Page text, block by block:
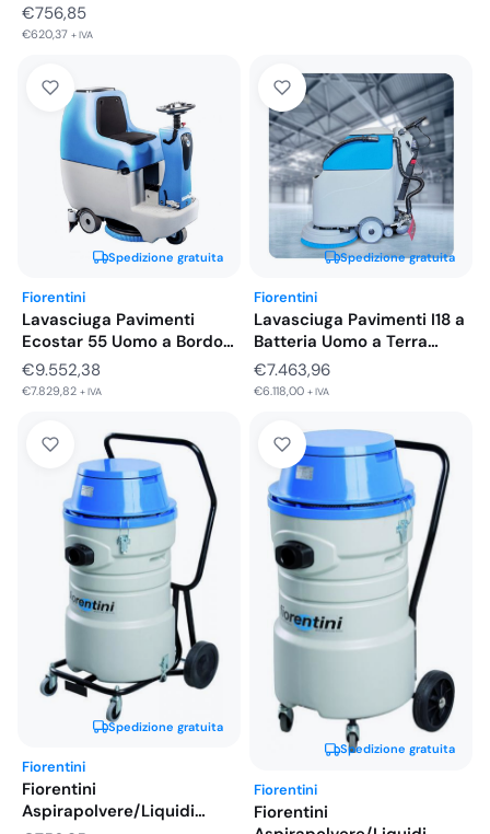
€756,85
€620,37 + IVA
Spedizione gratuita
Fiorentini
Lavasciuga Pavimenti
Ecostar 55 Uomo a Bordo
con…
€9.552,38
€7.829,82 + IVA
Spedizione gratuita
Fiorentini
Lavasciuga Pavimenti I18 a
Batteria Uomo a Terra…
€7.463,96
€6.118,00 + IVA
Spedizione gratuita
Fiorentini
Fiorentini
Aspirapolvere/Liquidi
Spedizione gratuita
Fiorentini
Fiorentini